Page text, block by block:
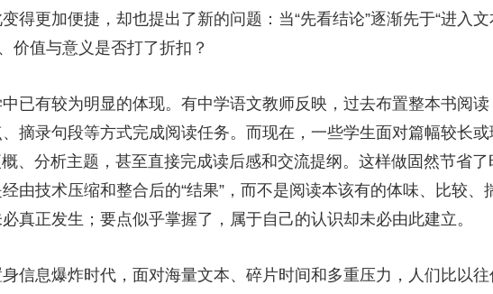
体育江湖 文化体育 冰雪道路 足球道路
云起 超级工厂 智敬中国 全民健康 颜选攻略 海洋 时尚 天气
热播榜 总台企业白名单
得更加便捷，却也提出了新的问题：当“先看结论”逐渐先于“进入文
价值与意义是否打了折扣？
有较为明显的体现。有中学语文教师反映，过去布置整本书阅读
摘录句段等方式完成阅读任务。而现在，一些学生面对篇幅较长
、分析主题，甚至直接完成读后感和交流提纲。这样做固然节省了
由技术压缩和整合后的“结果”，而不是阅读本该有的体味、比较、
真正发生；要点似乎掌握了，属于自己的认识却未必由此建立。
息爆炸时代，面对海量文本、碎片时间和多重压力，人们比以往